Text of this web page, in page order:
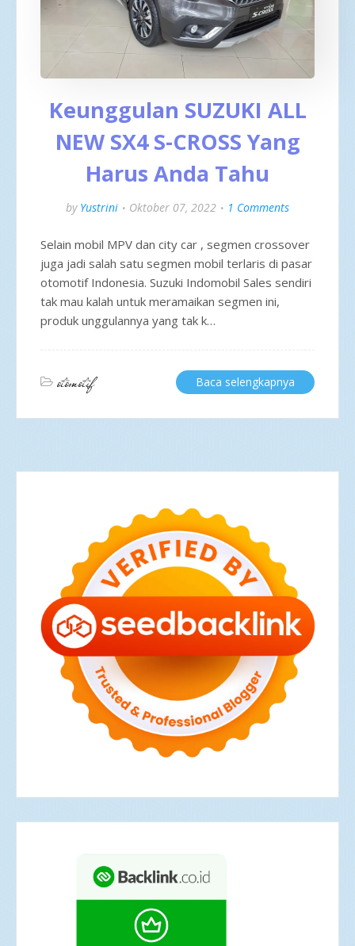
Keunggulan SUZUKI ALL
NEW SX4 S-CROSS Yang
Harus Anda Tahu
by Yustrini Oktober 07, 2022 1 Comments
Selain mobil MPV dan city car , segmen crossover
juga jadi salah satu segmen mobil terlaris di pasar
otomotif Indonesia. Suzuki Indomobil Sales sendiri
tak mau kalah untuk meramaikan segmen ini,
produk unggulannya yang tak k…
otomotif Baca selengkapnya